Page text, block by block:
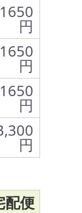
1650
円
1650
円
1650
円
円
配便